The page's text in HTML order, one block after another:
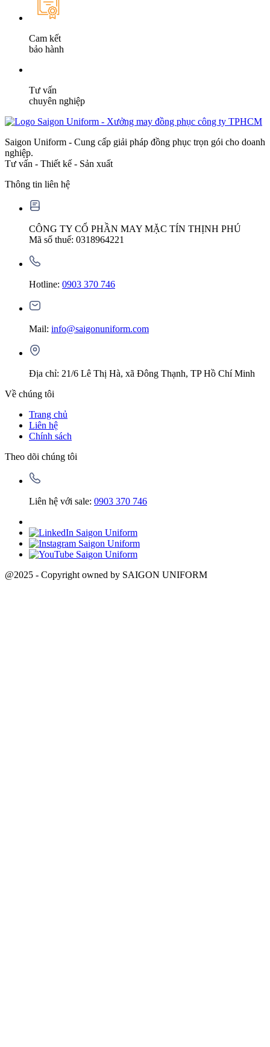
Cam kết
bảo hành
Tư vấn
chuyên nghiệp
Saigon Uniform - Cung cấp giải pháp đồng phục trọn gói cho doanh
nghiệp.
Tư vấn - Thiết kế - Sản xuất
Thông tin liên hệ
CÔNG TY CỔ PHẦN MAY MẶC TÍN THỊNH PHÚ
Mã số thuế: 0318964221
Hotline: 0903 370 746
Mail: info@saigonuniform.com
Địa chỉ: 21/6 Lê Thị Hà, xã Đông Thạnh, TP Hồ Chí Minh
Về chúng tôi
Trang chủ
Liên hệ
Chính sách
Theo dõi chúng tôi
Liên hệ với sale: 0903 370 746
@2025 - Copyright owned by SAIGON UNIFORM